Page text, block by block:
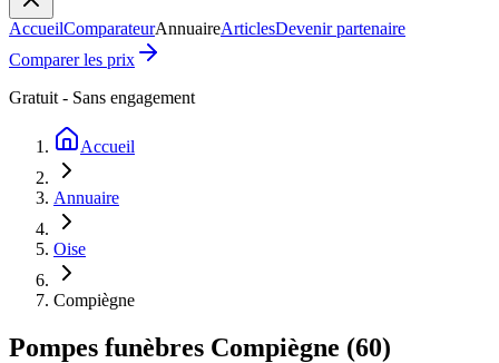
AccueilComparateurAnnuaireArticlesDevenir partenaire
Comparer les prix
Gratuit - Sans engagement
Accueil
Annuaire
Oise
Compiègne
Pompes funèbres Compiègne (60)